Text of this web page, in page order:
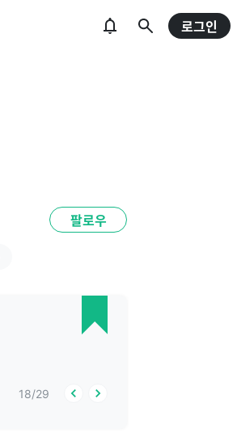
로그인
팔로우
18/29